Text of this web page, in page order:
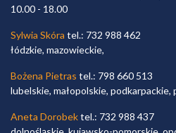
10.00 - 18.00
Sylwia Skóra tel.: 732 988 462
łódzkie, mazowieckie,
Bożena Pietras tel.: 798 660 513
lubelskie, małopolskie,
Aneta Dorobektel.: 732 988 437